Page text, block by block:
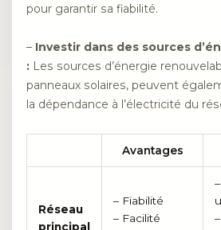
pour garantir sa fiabilité.
– Investir dans des sources
: Les sources d’énergie
panneaux solaires, peuvent
la dépendance à l’électricité du
Avantages
Réseau
principal
– Fiabilité
– Facilité